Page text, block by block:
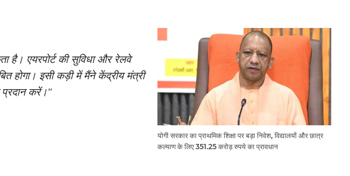
है। एयरपोर्ट की सुविधा और रेलवे
होगा। इसी कड़ी में मैंने केंद्रीय मंत्री
प्रदान करें।"
योगी सरकार का प्राथमिक शिक्षा पर बड़ा निवेश, विद्यालयों और छात्र
कल्याण के लिए 351.25 करोड़ रुपये का प्रावधान